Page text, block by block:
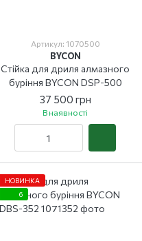
Артикул: 1070500
BYCON
Стійка для дриля алмазного
буріння BYCON DSP-500
37 500 грн
В наявності
НОВИНКА
6